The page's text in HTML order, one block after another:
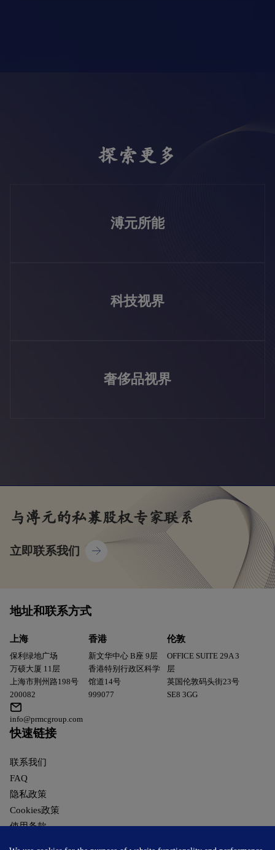
探索更多
溥元所能
科技视界
奢侈品视界
与溥元的私募股权专家联系
立即联系我们
地址和联系方式
上海
保利绿地广场
万硕大厦 11层
上海市荆州路198号
200082
香港
新文华中心 B座 9层
香港特别行政区科学
馆道14号
999077
伦敦
OFFICE SUITE 29A 3
层
英国伦敦码头街23号
SE8 3GG
info@prmcgroup.com
快速链接
联系我们
FAQ
隐私政策
Cookies政策
使用条款